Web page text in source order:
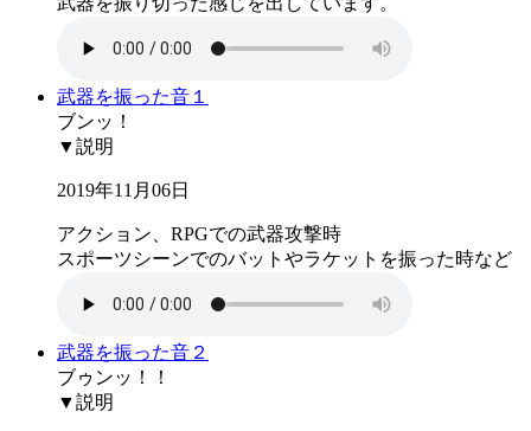
武器を振った音１
ブンッ！
▼説明
2019年11月06日
アクション、RPGでの武器攻撃時
スポーツシーンでのバットやラケットを振った時など
武器を振った音２
ブゥンッ！！
▼説明